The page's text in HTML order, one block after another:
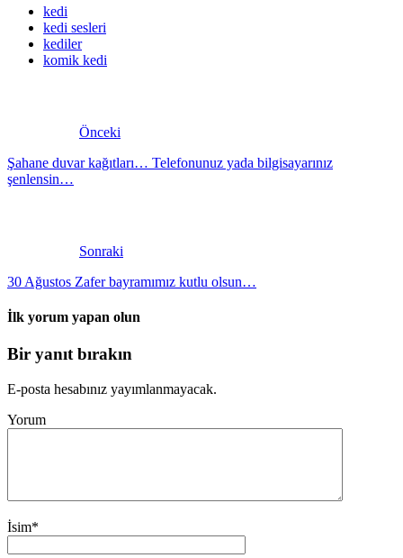
kedi
kedi sesleri
kediler
komik kedi
Önceki
Şahane duvar kağıtları… Telefonunuz yada bilgisayarınız
şenlensin…
Sonraki
30 Ağustos Zafer bayramımız kutlu olsun…
İlk yorum yapan olun
Bir yanıt bırakın
E-posta hesabınız yayımlanmayacak.
Yorum
İsim*